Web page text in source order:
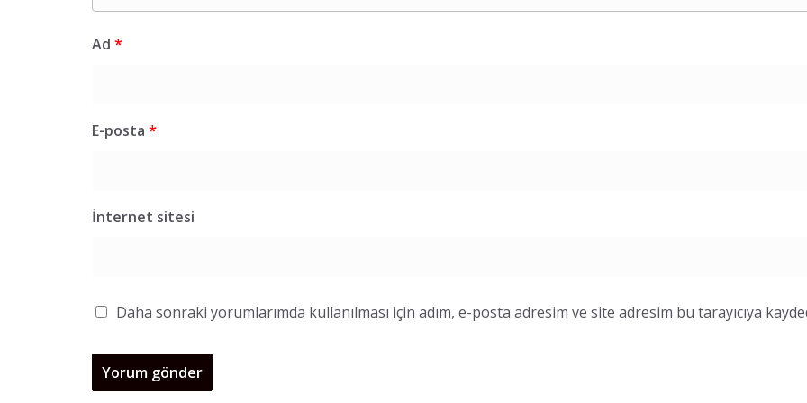
Ad *
E-posta *
İnternet sitesi
Daha sonraki yorumlarımda kullanılması için adım, e-posta adresim ve site adresim bu tarayıcıya